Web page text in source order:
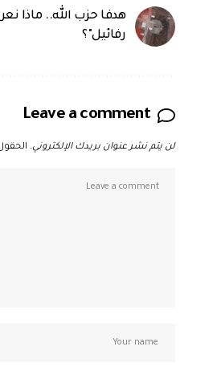
هدفا حزب الله.. ماذا
رفائيل"؟
Leave a comment
لن يتم نشر عنوان بريدك الإلكتروني.